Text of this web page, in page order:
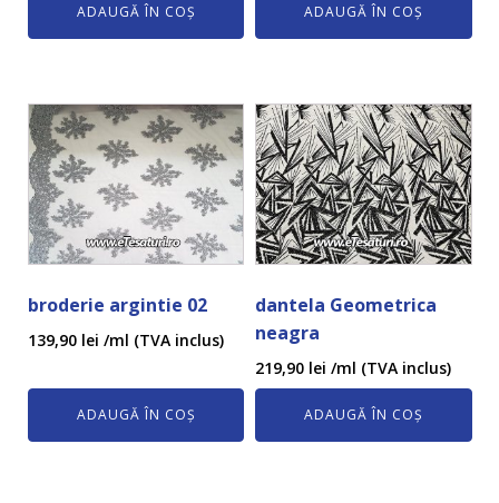
ADAUGĂ ÎN COȘ ADAUGĂ ÎN COȘ
broderie argintie 02
139,90 lei /ml (TVA inclus)
ADAUGĂ ÎN COȘ
dantela Geometrica
neagra
219,90 lei /ml (TVA inclus)
ADAUGĂ ÎN COȘ